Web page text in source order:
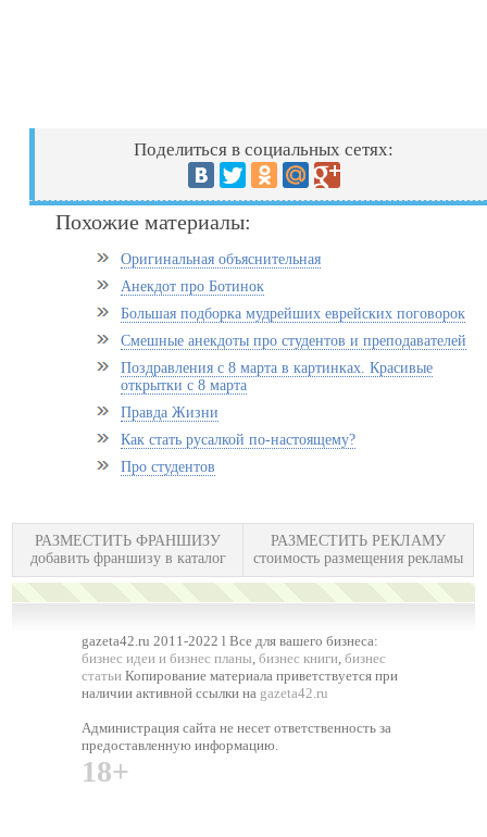
Поделиться в социальных сетях:
Похожие материалы:
Оригинальная объяснительная
Анекдот про Ботинок
Большая подборка мудрейших еврейских поговорок
Смешные анекдоты про студентов и преподавателей
Поздравления с 8 марта в картинках. Красивые
открытки с 8 марта
Правда Жизни
Как стать русалкой по-настоящему?
Про студентов
РАЗМЕСТИТЬ ФРАНШИЗУ
добавить франшизу в каталог
РАЗМЕСТИТЬ РЕКЛАМУ
стоимость размещения рекламы
gazeta42.ru 2011-2022 l Все для вашего бизнеса:
бизнес идеи и бизнес планы,бизнес книги,бизнес
статьи Копирование материала приветствуется при
наличии активной ссылки на gazeta42.ru
Администрация сайта не несет ответственность за
предоставленную информацию.
18+